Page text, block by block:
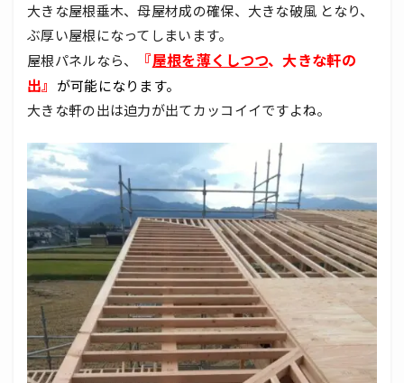
大きな屋根垂木、母屋材成の確保、大きな破風 となり、
ぶ厚い屋根になってしまいます。
屋根パネルなら、
『屋根を薄くしつつ、大きな軒の
出』 が可能になります。
大きな軒の出は迫力が出てカッコイイですよね。